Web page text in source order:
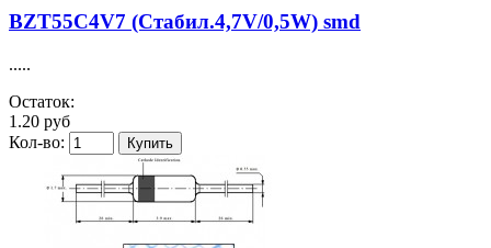
BZT55C4V7 (Стабил.4,7V/0,5W) smd
.....
Остаток:
1.20 руб
Кол-во: